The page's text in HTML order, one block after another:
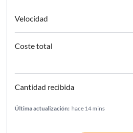
Última actualización: hace 14 mins